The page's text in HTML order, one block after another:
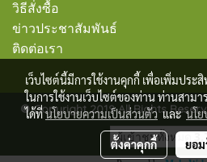
วิธีสั่งซื้อ
ข่าวประชาสัมพันธ์
ติดต่อเรา
© Copyright 2019 All Rights
ผู้เข้าชมทั้งหมด
เว็บไซต์นี้มีการใช้งานคุกกี้ เพื่อเพิ่มปร
ในการใช้งานเว็บไซต์ของท่าน ท่านสาม
ได้ที่นโยบายความเป็นส่วนตัวและนโ
ตั้งค่าคุกกี้ ยอ